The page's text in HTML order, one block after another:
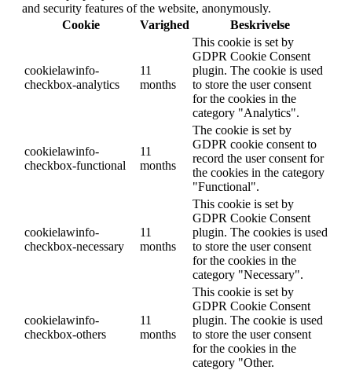
and security features of the website, anonymously.
Cookie
Varighed Beskrivelse
cookielawinfo-
checkbox-analytics
11
months
This cookie is set by
GDPR Cookie Consent
plugin. The cookie is used
to store the user consent
for the cookies in the
category "Analytics".
cookielawinfo-
checkbox-functional
11
months
The cookie is set by
GDPR cookie consent to
record the user consent for
the cookies in the category
"Functional".
cookielawinfo-
checkbox-necessary
11
months
This cookie is set by
GDPR Cookie Consent
plugin. The cookies is used
to store the user consent
for the cookies in the
category "Necessary".
cookielawinfo-
checkbox-others
11
months
This cookie is set by
GDPR Cookie Consent
plugin. The cookie is used
to store the user consent
for the cookies in the
category "Other.